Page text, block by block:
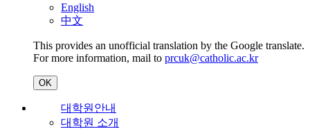
English
中文
This provides an unofficial translation by the Google translate.
For more information, mail to prcuk@catholic.ac.kr
OK
대학원안내
대학원 소개